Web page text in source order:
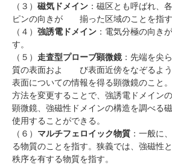
（３） 磁気ドメイン ：磁区とも呼ばれ、
ピンの向きが 揃った区域のことを指す
（４） 強誘電ドメイン ：電気分極の向き
す。
（５） 走査型プローブ顕微鏡：先端を尖
質の表面およ び表面近傍をなぞるよう
表面についての情報を得る顕微鏡のこと
方法を変更することで、強誘電ドメイン
顕微鏡、強磁性ドメインの構造を調べる
使用することができる。
（６） マルチフェロイック物質 ：一般に
る物質のことを指す。狭義では、強磁性
秩序を有する物質を指す。